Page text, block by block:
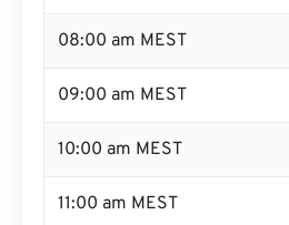
08:00 am MEST
09:00 am MEST
10:00 am MEST
11:00 am MEST